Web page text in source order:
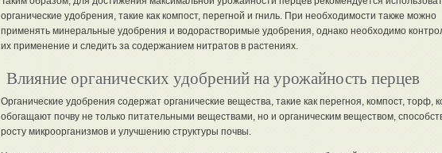
органические удобрения, такие как компост, перегной и гниль. При необходимости также можно
применять минеральные удобрения и водорастворимые удобрения, однако необходимо
их применение и следить за содержанием нитратов в растениях.
Влияние органических удобрений на урожайность перцев
Органические удобрения содержат органические вещества, такие как перегноя, компост, торф,
обогащают почву не только питательными веществами, но и органическим веществом,
росту микроорганизмов и улучшению структуры почвы.